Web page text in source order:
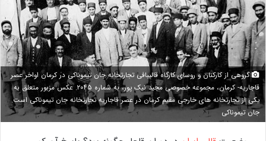
گروهی از کارکنان و روسای کارگاه قالیبافی تجارتخانه جان تیموناکی در کرمان اواخر عصر
قاجاریه- کرمان، مجموعه خصوصی مجید نیک پور، به شماره ۲۰۴۵. عکس مزبور متعلق به
یکی از تجارتخانه های خارجی مقیم کرمان در عصر قاجاریه تجارتخانه جان تیموناکی است.
جان تیموناکی